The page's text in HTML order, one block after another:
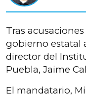
Tras
gobierno estatal
director del
Puebla, Jaime
El mandatario,